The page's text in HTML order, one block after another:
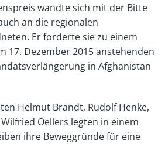
wandte sich mit der Bitte
an die regionalen
Er forderte sie zu einem
17. Dezember 2015 anstehenden
in Afghanistan
Helmut Brandt, Rudolf Henke,
Oellers legten in einem
ihre Beweggründe für eine